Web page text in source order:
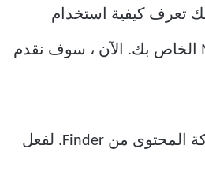
تعرف كيفية استخدام
AirDrop من جهاز Mac الخاص بك. الآن ، سوف نقدم
الخيار الأول هو مشاركة المحتوى من Finder. لفعل